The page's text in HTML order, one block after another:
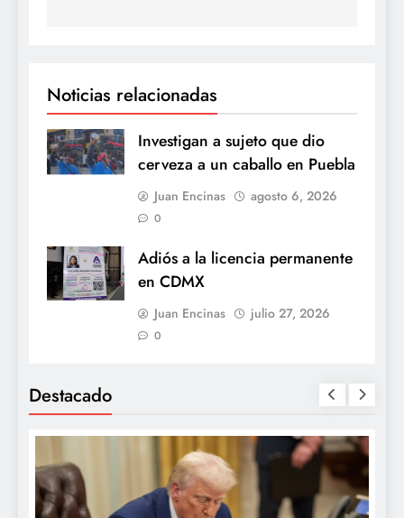
Noticias relacionadas
Investigan a sujeto que dio
cerveza a un caballo en Puebla
Juan Encinas agosto 6, 2026
0
Adiós a la licencia permanente
en CDMX
Juan Encinas julio 27, 2026
0
Destacado